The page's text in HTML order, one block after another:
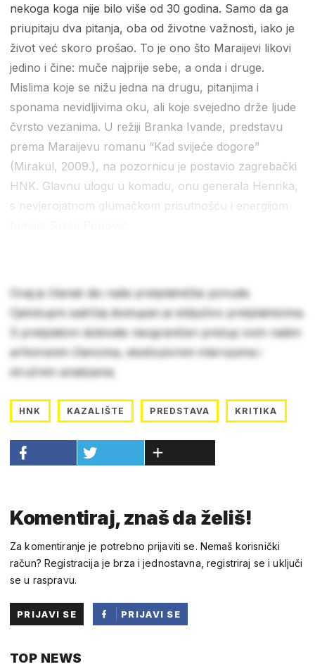
nekoga koga nije bilo više od 30 godina. Samo da ga
priupitaju dva pitanja, oba od životne važnosti, iako je
život već skoro prošao. To je ono što Maraijevi likovi
jedino i čine: muče najprije sebe, a onda i druge.
Mislima koje se nižu jedna na drugu, pitanjima i
sponama nevidljivima oku, ali koje svejedno drže ljude
čvrsto vezanima. U režiji Branka Ivande, predstavu
prema Maraijevu romanu “Kad svijeće dogore”
(Mirakul, 2009.), na pozornicu je postavio zagrebački
HNK. Glavnu ulogu u komadu, onu generala Henrika,
s nevjerojatnom glumačkom prisutnošću i energijom
Ovaj je članak dio naše pretplatničke ponude.
Cjelokupni sadržaj dostupan je isključivo pretplatnicima.
S pretplatom dobivate neograničen pristup svim našim
arhiviranim člancima, ekskluzivnim intervjuima i
stručnim analizama.
HNK KAZALIŠTE PREDSTAVA KRITIKA
Komentiraj, znaš da želiš!
Za komentiranje je potrebno prijaviti se. Nemaš korisnički
račun? Registracija je brza i jednostavna, registriraj se i uključi
se u raspravu.
PRIJAVI SE
PRIJAVI SE
TOP NEWS